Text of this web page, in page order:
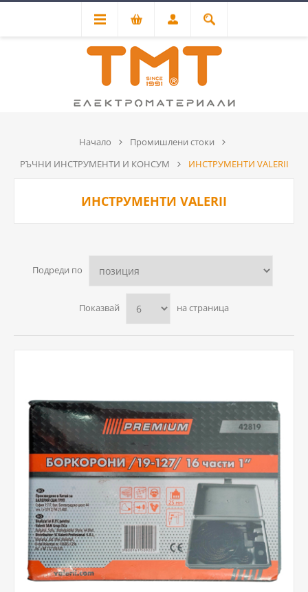
Начало
Промишлени стоки
РЪЧНИ ИНСТРУМЕНТИ И КОНСУМ
ИНСТРУМЕНТИ VALERII
ИНСТРУМЕНТИ VALERII
Подреди по
Показвай на страница